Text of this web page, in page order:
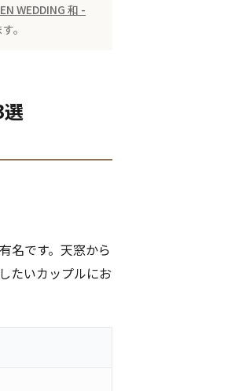
WEDDING 和 -
。
名です。天窓から
たいカップルにお